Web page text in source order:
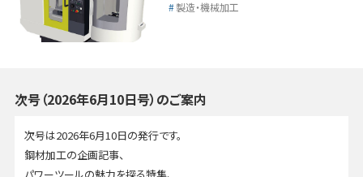
製造・機械加工
次号（2026年6月10日号）のご案内
次号は2026年6月10日の発行です。
鋼材加工の企画記事、